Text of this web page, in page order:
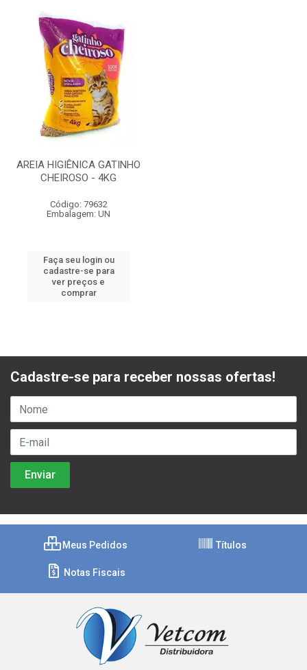
AREIA HIGIÊNICA GATINHO
CHEIROSO - 4KG
Código: 79632
Embalagem: UN
Faça seu login ou
cadastre-se para
ver preços e
comprar
Cadastre-se para receber nossas ofertas!
Meus Pedidos Títulos
Notas Fiscais